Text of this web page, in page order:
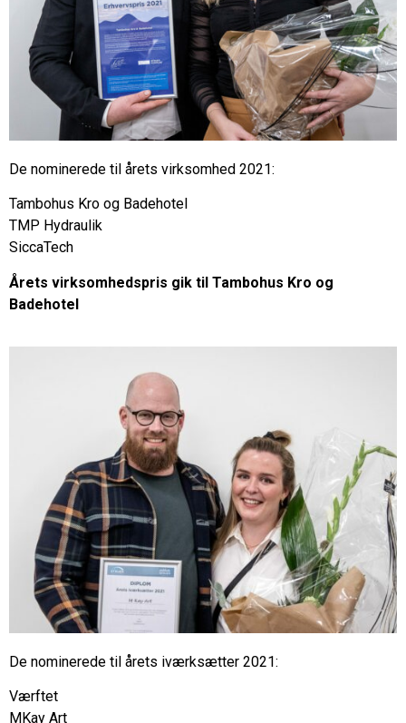
De nominerede til årets virksomhed 2021:
Tambohus Kro og Badehotel
TMP Hydraulik
SiccaTech
Årets virksomhedspris gik til Tambohus Kro og
Badehotel
De nominerede til årets iværksætter 2021:
Værftet
MKay Art